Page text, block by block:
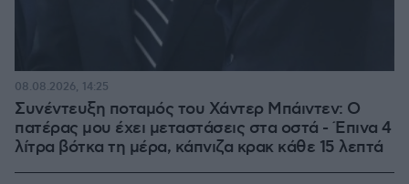
Συνέντευξη ποταμός του Χάντερ Μπάιντεν: Ο
πατέρας μου έχει μεταστάσεις στα οστά - Έπινα 4
λίτρα βότκα τη μέρα, κάπνιζα κρακ κάθε 15 λεπτά
08.08.2026, 14:25